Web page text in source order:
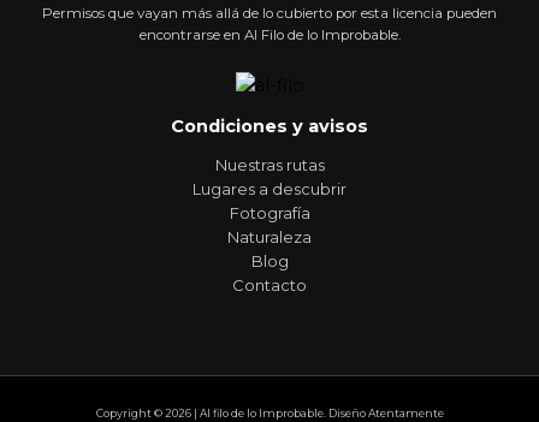
Permisos que vayan más allá de lo cubierto por esta licencia pueden
encontrarse en Al Filo de lo Improbable.
Condiciones y avisos
Nuestras rutas
Lugares a descubrir
Fotografía
Naturaleza
Blog
Contacto
Copyright © 2026 | Al filo de lo Improbable. Diseño Atentamente